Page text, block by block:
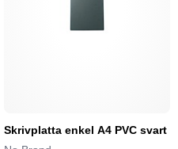
Skrivplatta enkel A4 PVC svart